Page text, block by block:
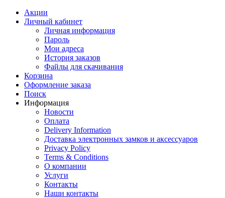
Акции
Личный кабинет
Личная информация
Пароль
Мои адреса
История заказов
Файлы для скачивания
Корзина
Оформление заказа
Поиск
Информация
Новости
Оплата
Delivery Information
Доставка электронных замков и аксессуаров
Privacy Policy
Terms & Conditions
О компании
Услуги
Контакты
Наши контакты